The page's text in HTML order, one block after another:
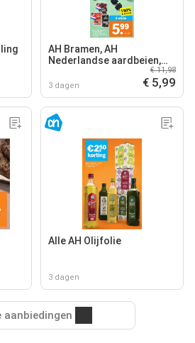
AH Bramen, AH
Nederlandse aardbeien,
AH Nederlandse kersen
3 dagen
€ 11,98
€ 5,99
Alle AH Olijfolie
3 dagen
aanbiedingen